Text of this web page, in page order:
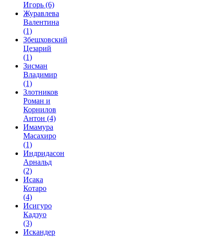
Игорь (6)
Журавлева
Валентина
(1)
Збешховский
Цезарий
(1)
Зисман
Владимир
(1)
Злотников
Роман и
Корнилов
Антон (4)
Имамура
Масахиро
(1)
Индридасон
Арнальд
(2)
Исака
Котаро
(4)
Исигуро
Кадзуо
(3)
Искандер